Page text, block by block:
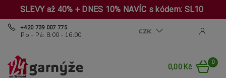
SLEVY až 40% + DNES 10% NAVÍC s kódem: SL10
CZK
+420 739 007 775
Po - Pá: 8:00 - 16:00
0
0,00 Kč